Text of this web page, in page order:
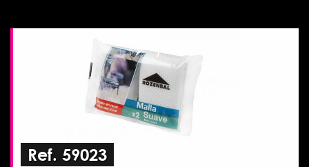
Ref. 59023